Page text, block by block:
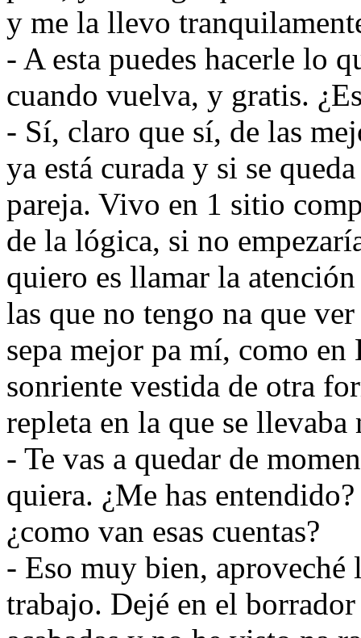
y me la llevo
- A esta puedes hacerle lo
cuando vuelva, y gratis.
- Sí, claro que sí, de las
ya está curada y si se
pareja. Vivo en 1 sitio
de la lógica, si no
quiero es llamar la
las que no tengo na que
sepa mejor pa mí, como
sonriente vestida de otra
repleta en la que se llevaba
- Te vas a quedar de
quiera. ¿Me has
¿como van esas cuentas?
- Eso muy bien, aproveché
trabajo. Dejé en el